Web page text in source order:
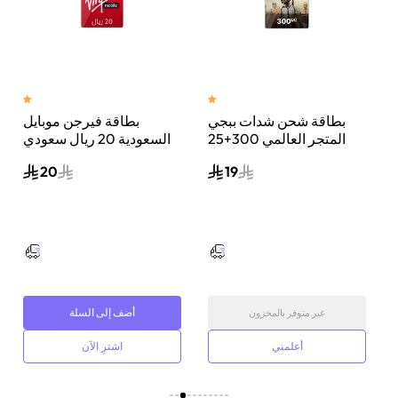
بطاقة فيرجن موبايل
السعودية 20 ريال سعودي
الإلكتروني أحمر/أبيض
20
أضف إلى السلة
اشترِ الآن
بطاقة شحن شدات ببجي
المتجر العالمي 300+25
بالبريد الإلكتروني والرسائل
19
غير متوفر بالمخزون
أعلمني